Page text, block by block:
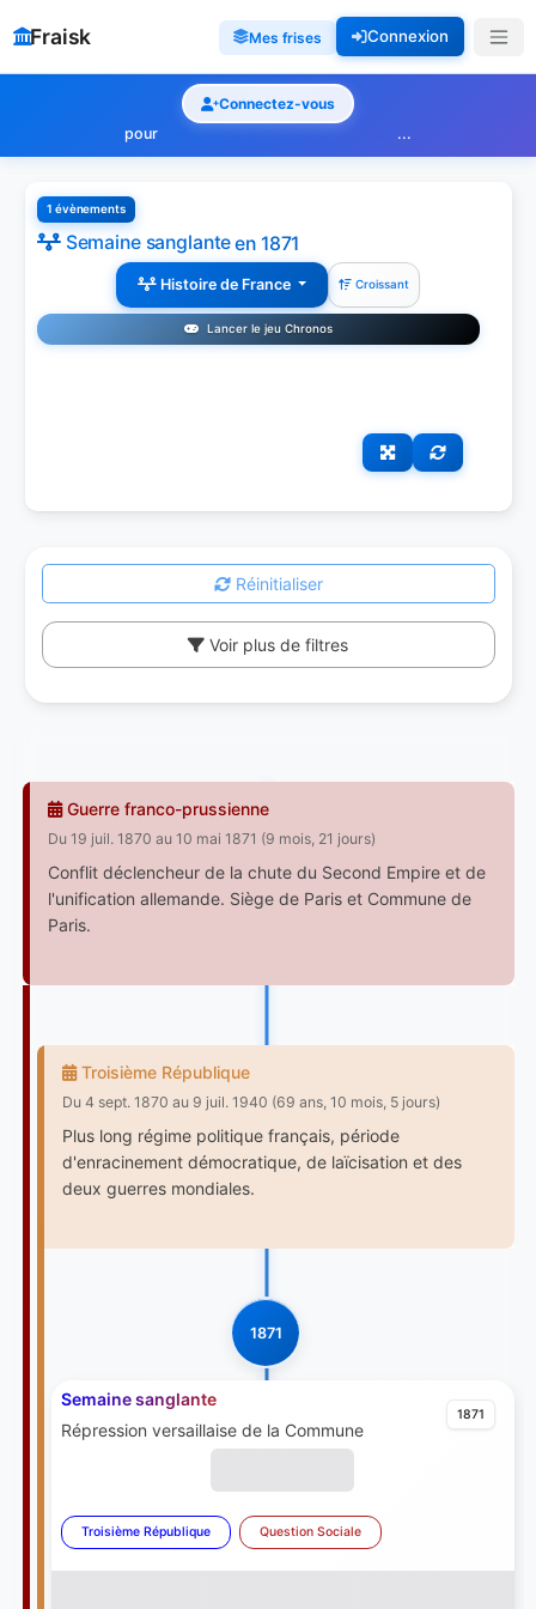
Fraisk Mes frises Connexion
Connectez-vous
pour
...
1 évènements
Semaine sanglanteen 1871
Histoire de France Croissant
Lancer le jeu Chronos
Réinitialiser
Voir plus de filtres
Guerre franco-prussienne
Du 19 juil. 1870 au 10 mai 1871 (9 mois, 21 jours)
Conflit déclencheur de la chute du Second Empire et de
l'unification allemande. Siège de Paris et Commune de
Paris.
Troisième République
Du 4 sept. 1870 au 9 juil. 1940 (69 ans, 10 mois, 5 jours)
Plus long régime politique français, période
d'enracinement démocratique, de laïcisation et des
deux guerres mondiales.
1871
1871
Semaine sanglante
Répression versaillaise de la Commune
Troisième République Question Sociale